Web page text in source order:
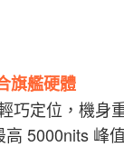
旗艦硬體
巧定位，機身
高 5000nits 峰